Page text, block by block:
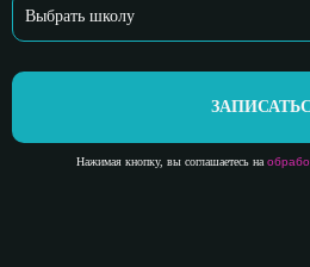
Нажимая кнопку, вы соглашаетесь на